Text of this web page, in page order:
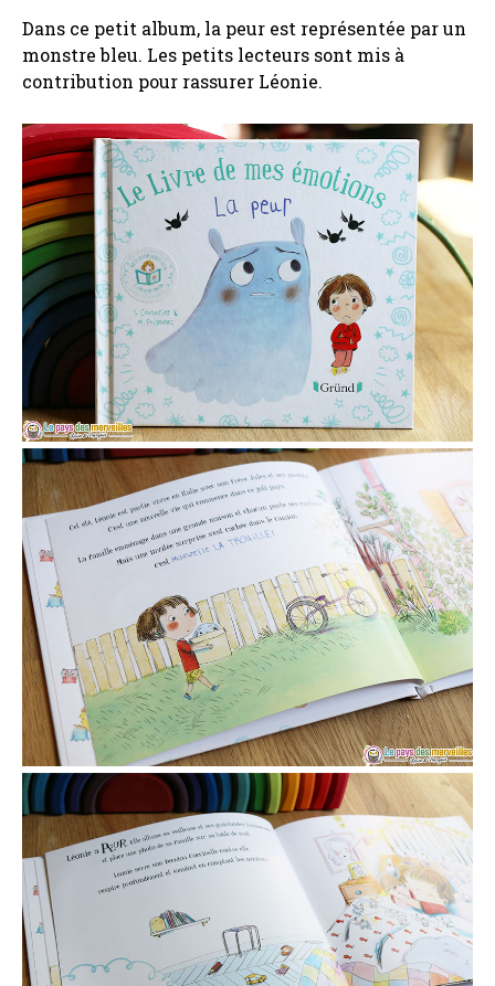
Dans ce petit album, la peur est représentée par un
monstre bleu. Les petits lecteurs sont mis à
contribution pour rassurer Léonie.